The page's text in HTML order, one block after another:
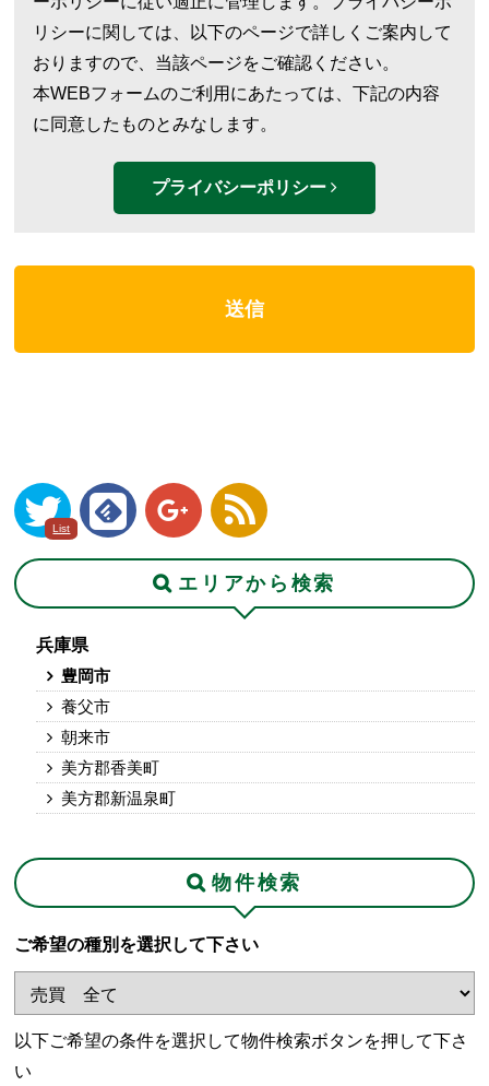
リシーに関しては、以下のページで詳しくご案内して
おりますので、当該ページをご確認ください。
本WEBフォームのご利用にあたっては、下記の内容
に同意したものとみなします。
プライバシーポリシー
List
エリアから検索
兵庫県
豊岡市
養父市
朝来市
美方郡香美町
美方郡新温泉町
物件検索
ご希望の種別を選択して下さい
以下ご希望の条件を選択して物件検索ボタンを押して下さ
い